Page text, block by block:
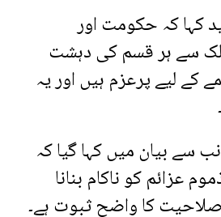
کہا کہ حکومت اور
سے ہر قسم کی دہشت
کے لیے پرعزم ہیں اور یہ
سے بیان میں کہا گیا کہ
عزائم کو ناکام بنانا
کا واضح ثبوت ہے۔